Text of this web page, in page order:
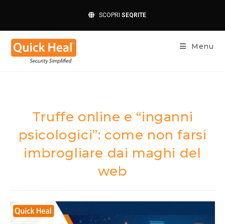
SCOPRI SEQRITE
Menu
Truffe online e “inganni
psicologici”: come non farsi
imbrogliare dai maghi del
web